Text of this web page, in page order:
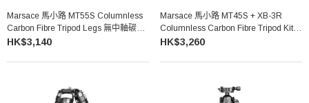
Marsace 馬小路 MT55S Columnless
Carbon Fibre Tripod Legs 無中軸碳纖
維三腳架（不含雲台）
HK$3,140
Marsace 馬小路 MT45S + XB-3R
Columnless Carbon Fibre Tripod Kit
無中軸碳纖維三腳架雲台套裝
HK$3,260